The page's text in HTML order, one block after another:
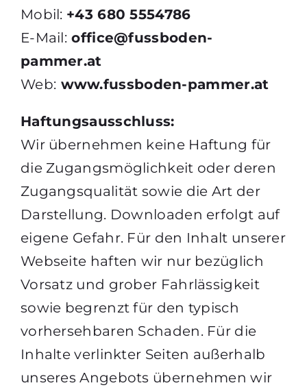
Mobil: +43 680 5554786
E-Mail: office@fussboden-
pammer.at
Web: www.fussboden-pammer.at
Haftungsausschluss:
Wir übernehmen keine Haftung für
die Zugangsmöglichkeit oder deren
Zugangsqualität sowie die Art der
Darstellung. Downloaden erfolgt auf
eigene Gefahr. Für den Inhalt unserer
Webseite haften wir nur bezüglich
Vorsatz und grober Fahrlässigkeit
sowie begrenzt für den typisch
vorhersehbaren Schaden. Für die
Inhalte verlinkter Seiten außerhalb
unseres Angebots übernehmen wir